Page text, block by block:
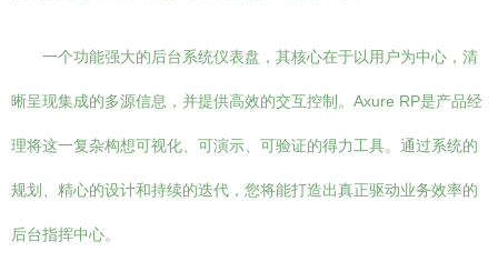
一个功能强大的后台系统仪表盘，其核心在于以用户为中心，清
晰呈现集成的多源信息，并提供高效的交互控制。Axure RP是产品经
理将这一复杂构想可视化、可演示、可验证的得力工具。通过系统的
规划、精心的设计和持续的迭代，您将能打造出真正驱动业务效率的
后台指挥中心。